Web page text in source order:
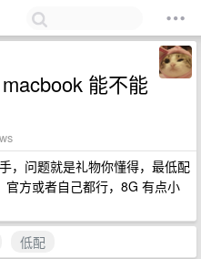
能不能
，问题就是礼物你懂得，最低配
方或者自己都行，8G 有点小
低配